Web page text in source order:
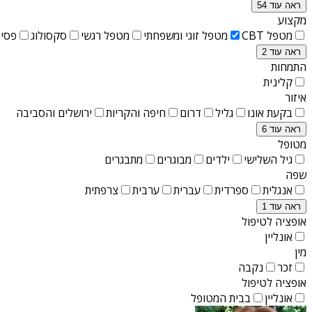
ראה עוד 54
מקצוע
מטפל CBT
מטפל זוגי ומשפחתי מטפל רגשי סקסולוג
ראה עוד 2
התמחות
קלינית
איזור
בקעת אונו
גליל דרום חיפה והקריות ירושלים והסביבה
ראה עוד 6
מטופל
גיל השלישי
ילדים מבוגרים
מתבגרים
שפה
אנגלית
ספרדית עברית ערבית צרפתית
ראה עוד 1
אופציה לטיפול
אונליין
מין
זכר
נקבה
אופציה לטיפול
אונליין
בבית המטופל